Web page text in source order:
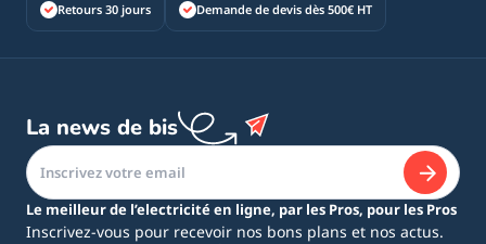
Retours 30 jours Demande de devis dès 500€ HT
La news de bis
Le meilleur de l’electricité en ligne, par les Pros, pour les Pros
Inscrivez-vous pour recevoir nos bons plans et nos actus.